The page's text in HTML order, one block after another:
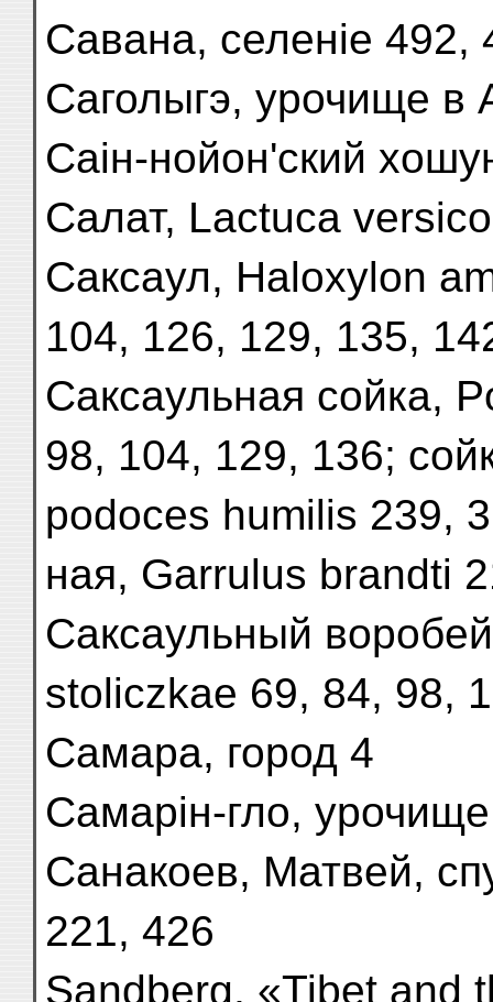
Савана, селеніе 492,
Саголыгэ, урочище в
Саін-нойон'ский
Салат, Lactuca
Саксаул, Haloxylon
104, 126, 129, 135,
Саксаульная сойка,
98, 104, 129, 136;
podoces humilis 239,
ная, Garrulus brandti
Саксаульный
stoliczkae 69, 84, 98,
Самара, город 4
Самарін-гло,
Санакоев, Матвей,
221, 426
Sandberg, «Tibet and